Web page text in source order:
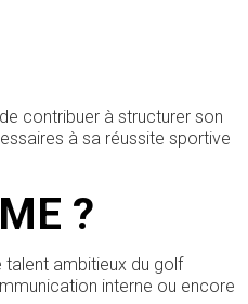
contribuer à structurer son
à sa réussite sportive
?
talent ambitieux du golf
interne ou encore